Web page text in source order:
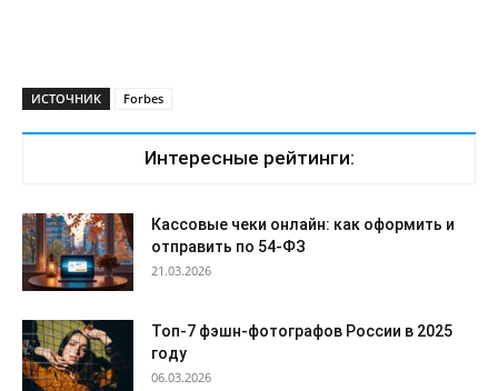
ИСТОЧНИК Forbes
Интересные рейтинги:
Кассовые чеки онлайн: как оформить и
отправить по 54-ФЗ
21.03.2026
Топ-7 фэшн-фотографов России в 2025
году
06.03.2026